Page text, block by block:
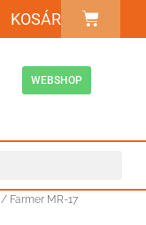
KOSÁR
WEBSHOP
/ Farmer MR-17